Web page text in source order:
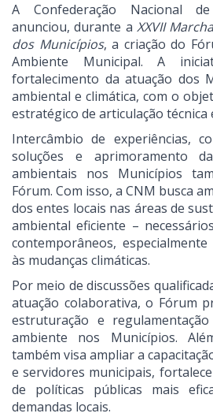
A Confederação Nacional
anunciou, durante a XXVII
dos Municípios, a criação do
Ambiente Municipal. A
fortalecimento da atuação dos
ambiental e climática, com o
estratégico de articulação técnica
Intercâmbio de experiências,
soluções e aprimoramento
ambientais nos Municípios
Fórum. Com isso, a CNM busca
dos entes locais nas áreas de
ambiental eficiente –
contemporâneos,
às mudanças climáticas.
Por meio de discussões
atuação colaborativa, o Fórum
estruturação e
ambiente nos Municípios.
também visa ampliar a
e servidores municipais,
de políticas públicas mais
demandas locais.